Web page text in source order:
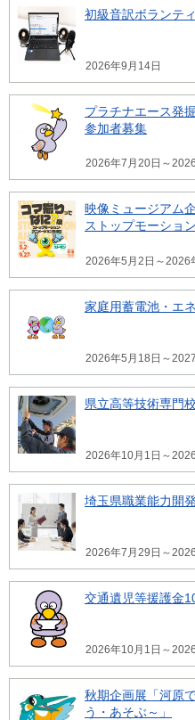
初級音訳ボランテ
2026年9月14日
プラチナエース発
参加者募集
2026年7月20日～
映像ミュージアム
ストップモーショ
2026年5月2日～2026
家庭用蓄電池・エ
2026年5月18日～
県立高等技術専門
2026年10月1日～
埼玉県職業能力開
2026年7月29日～
交通遺児等援護金
2026年10月1日～
秋期企画展「河原
う・あそぶ～」